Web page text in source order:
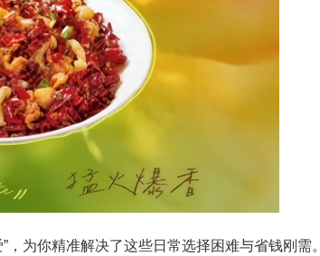
为你精准解决了这些日常选择困难与省钱刚需。